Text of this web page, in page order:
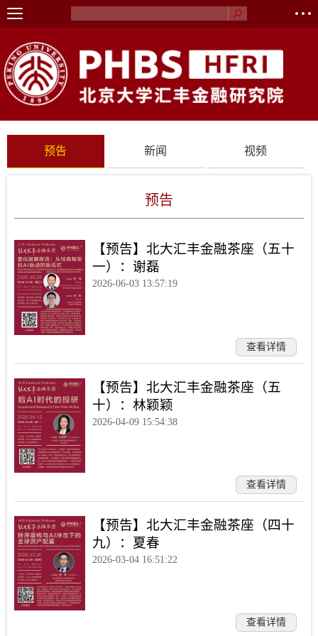
预告 新闻 视频
预告
【预告】北大汇丰金融茶座（五十
一）：谢磊
2026-06-03 13:57:19
查看详情
【预告】北大汇丰金融茶座（五
十）：林颖颖
2026-04-09 15:54:38
查看详情
【预告】北大汇丰金融茶座（四十
九）：夏春
2026-03-04 16:51:22
查看详情